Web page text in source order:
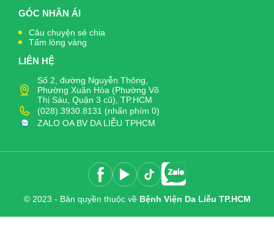
GÓC NHÂN ÁI
Câu chuyện sẻ chia
Tấm lòng vàng
LIÊN HỆ
Số 2, đường Nguyễn Thông,
Phường Xuân Hòa (Phường Võ
Thị Sáu, Quận 3 cũ), TP.HCM
(028).3930.8131 (nhấn phím 0)
ZALO OA BV DA LIỄU TPHCM
© 2023 - Bản quyền thuộc về Bệnh Viện Da Liễu TP.HCM